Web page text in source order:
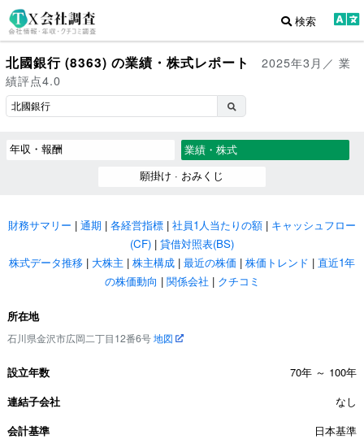
検索
北國銀行 (8363) の業績・株式レポート
2025年3月／ 業
績評点4.0
年収・報酬
業績・株式
願掛け · おみくじ
財務サマリー | 通期 | 各経営指標 | 社員1人当たりの額 | キャッシュフロー
(CF) | 貸借対照表(BS)
株式データ推移 | 大株主 | 株主構成 | 最近の株価 | 株価トレンド | 直近1年
の株価動向 | 関係会社 | クチコミ
所在地
石川県金沢市広岡二丁目12番6号地図
設立年数
70年 ～ 100年
連結子会社
なし
会計基準
日本基準